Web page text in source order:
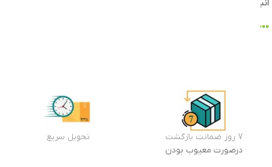
انبار
۹۸,۳۴۵,۰۰۰
7 روز ضمانت بازگشت
درصورت معیوب بودن
تحویل سریع